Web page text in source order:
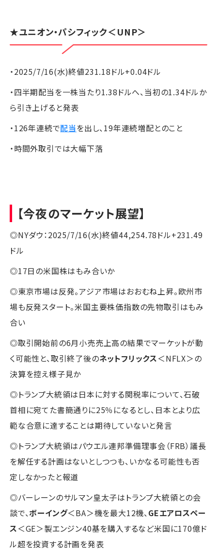
★ユニオン・パシフィック＜UNP＞
・2025/7/16(水)終値231.18ドル+0.04ドル
・四半期配当を一株当たり1.38ドルへ、当初の1.34ドルか
ら引き上げると発表
・126年連続で配当を出し、19年連続増配とのこと
・時間外取引では大幅下落
【今夜のマーケット展望】
◎NYダウ：2025/7/16(水)終値44,254.78ドル+231.49
ドル
◎17日の米国株はもみ合いか
◎東京市場は反発。アジア市場はおおむね上昇。欧州市
場も反発スタート。米国主要株価指数の先物取引はもみ
合い
◎取引開始前の6月小売売上高の結果でマーケットが動
く可能性と、取引終了後のネットフリックス＜NFLX＞の
決算を控え様子見か
◎トランプ大統領は日本に対する関税率について、石破
首相に宛てた書簡通りに25％になるとし、日本とより広
範な合意に達することは期待していないと発言
◎トランプ大統領はパウエル連邦準備理事会（FRB）議長
を解任する計画はないとしつつも、いかなる可能性も否
定しなかったと報道
◎バーレーンのサルマン皇太子はトランプ大統領との会
談で、ボーイング＜BA＞機を最大12機、GEエアロスペー
ス＜GE＞製エンジン40基を購入するなど米国に170億ド
ル超を投資する計画を発表